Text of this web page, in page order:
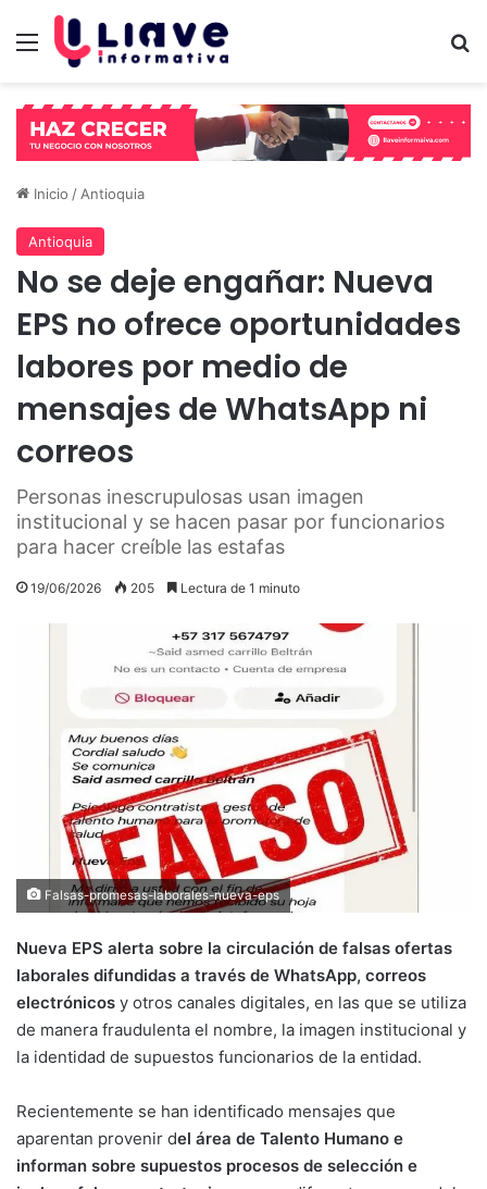
Menú
Inicio / Antioquia
Antioquia
No se deje engañar: Nueva
EPS no ofrece oportunidades
labores por medio de
mensajes de WhatsApp ni
correos
Personas inescrupulosas usan imagen
institucional y se hacen pasar por funcionarios
para hacer creíble las estafas
19/06/2026 205 Lectura de 1 minuto
Falsas-promesas-laborales-nueva-eps
Nueva EPS alerta sobre la circulación de falsas ofertas
laborales difundidas a través de WhatsApp, correos
electrónicos y otros canales digitales, en las que se utiliza
de manera fraudulenta el nombre, la imagen institucional y
la identidad de supuestos funcionarios de la entidad.
Recientemente se han identificado mensajes que
aparentan provenir del área de Talento Humano e
informan sobre supuestos procesos de selección e